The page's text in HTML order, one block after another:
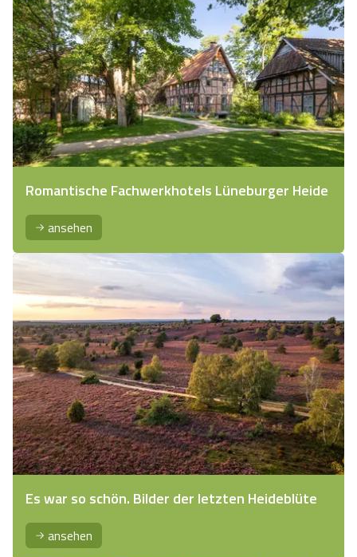
Romantische Fachwerkhotels Lüneburger Heide
ansehen
Es war so schön. Bilder der letzten Heideblüte
ansehen